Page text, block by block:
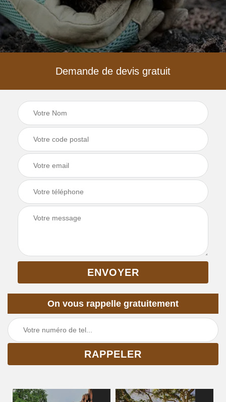
Demande de devis gratuit
On vous rappelle gratuitement